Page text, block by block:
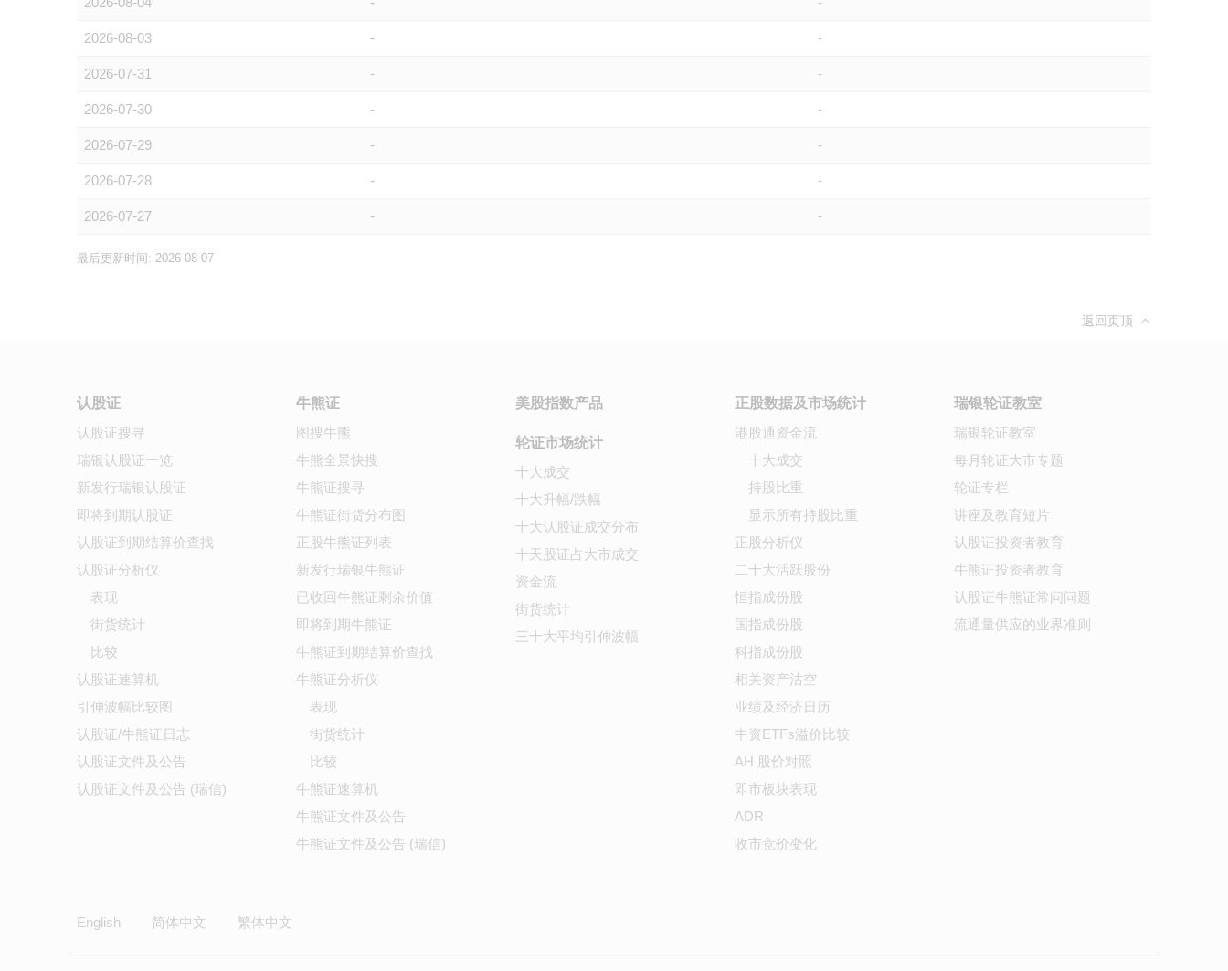
2026-08-03 - -
2026-07-31 - -
2026-07-30 - -
2026-07-29 - -
2026-07-28 - -
2026-07-27 - -
最后更新时间: 2026-08-07
返回页顶
认股证
认股证搜寻
瑞银认股证一览
新发行瑞银认股证
即将到期认股证
认股证到期结算价查找
认股证分析仪
表现
街货统计
比较
认股证速算机
引伸波幅比较图
认股证/牛熊证日志
认股证文件及公告
认股证文件及公告 (瑞信)
牛熊证
图搜牛熊
牛熊全景快搜
牛熊证搜寻
牛熊证街货分布图
正股牛熊证列表
新发行瑞银牛熊证
已收回牛熊证剩余价值
即将到期牛熊证
牛熊证到期结算价查找
牛熊证分析仪
表现
街货统计
比较
牛熊证速算机
牛熊证文件及公告
牛熊证文件及公告 (瑞信)
美股指数产品
轮证市场统计
十大成交
十大升幅/跌幅
十大认股证成交分布
十天股证占大市成交
资金流
街货统计
三十大平均引伸波幅
正股数据及市场统计
港股通资金流
十大成交
持股比重
显示所有持股比重
正股分析仪
二十大活跃股份
恒指成份股
国指成份股
科指成份股
相关资产沽空
业绩及经济日历
中资ETFs溢价比较
AH 股价对照
即市板块表现
ADR
收市竞价变化
瑞银轮证教室
瑞银轮证教室
每月轮证大市专题
轮证专栏
讲座及教育短片
认股证投资者教育
牛熊证投资者教育
认股证牛熊证常问问题
流通量供应的业界准则
English 简体中文 繁体中文